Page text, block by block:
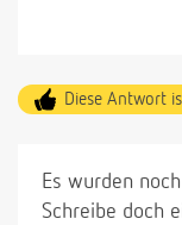
Diese Antwort
Es wurden
Schreibe doch